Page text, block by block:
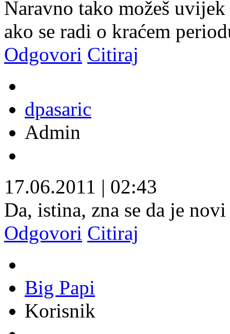
Naravno tako možeš
ako se radi o kraćem
Odgovori Citiraj
dpasaric
Admin
17.06.2011 | 02:43
Da, istina, zna se da je
Odgovori Citiraj
Big Papi
Korisnik